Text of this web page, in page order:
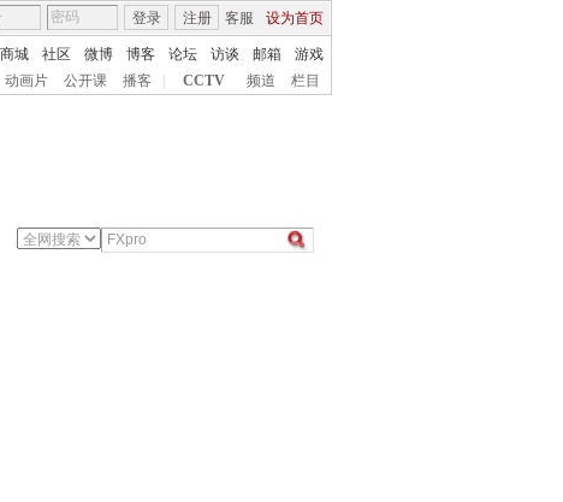
客服 设为首页
登录 注册
商城 社区 微博 博客 论坛 访谈 邮箱
游戏
动画片 公开课 播客 CCTV 频道 栏目